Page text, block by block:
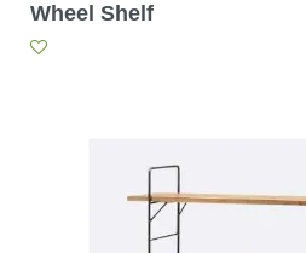
Wheel Shelf